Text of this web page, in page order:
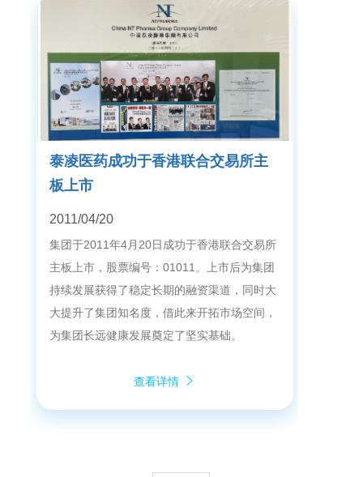
泰凌医药成功于香港联合交易所主
板上市
2011/04/20
集团于2011年4月20日成功于香港联合交易所
主板上市，股票编号：01011。上市后为集团
持续发展获得了稳定长期的融资渠道，同时大
大提升了集团知名度，借此来开拓市场空间，
为集团长远健康发展奠定了坚实基础。
查看详情